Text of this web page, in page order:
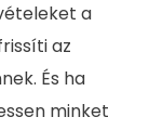
a
az
És ha
minket